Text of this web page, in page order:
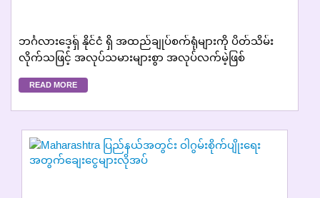
ဘင်္ဂလားဒေ့ရှ် နိုင်ငံ ရှိ အထည်ချုပ်စက်ရုံများကို ပိတ်သိမ်း
လိုက်သဖြင့် အလုပ်သမားများစွာ အလုပ်လက်မဲ့ဖြစ်
READ MORE